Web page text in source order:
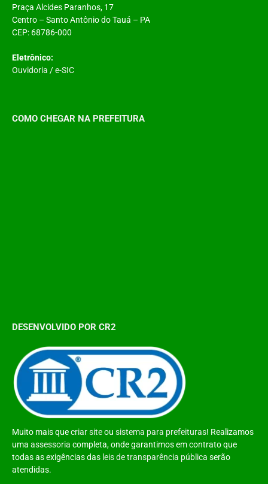
Praça Alcides Paranhos, 17
Centro – Santo Antônio do Tauá – PA
CEP: 68786-000
Eletrônico:
Ouvidoria /e-SIC
COMO CHEGAR NA PREFEITURA
DESENVOLVIDO POR CR2
Muito mais quecriar siteou sistema para prefeituras! Realizamos
uma assessoria completa, onde garantimos em contrato que
todas as exigências das leis de transparência pública serão
atendidas.